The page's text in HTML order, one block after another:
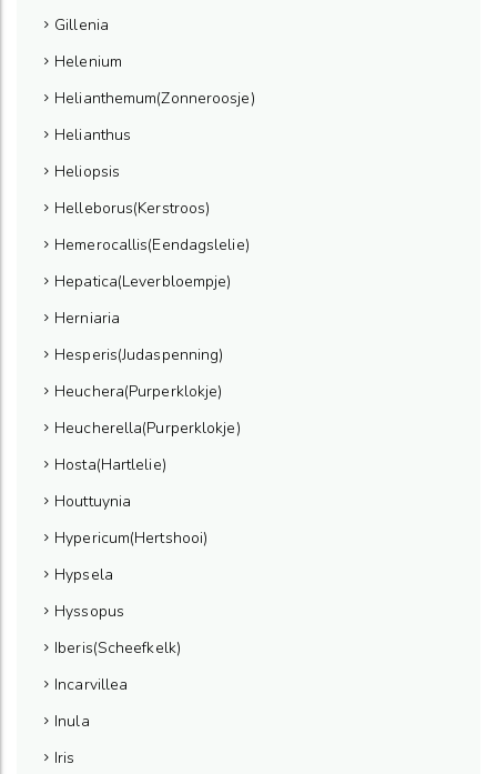
Gillenia
Helenium
Helianthemum(Zonneroosje)
Helianthus
Heliopsis
Helleborus(Kerstroos)
Hemerocallis(Eendagslelie)
Hepatica(Leverbloempje)
Herniaria
Hesperis(Judaspenning)
Heuchera(Purperklokje)
Heucherella(Purperklokje)
Hosta(Hartlelie)
Houttuynia
Hypericum(Hertshooi)
Hypsela
Hyssopus
Iberis(Scheefkelk)
Incarvillea
Inula
Iris